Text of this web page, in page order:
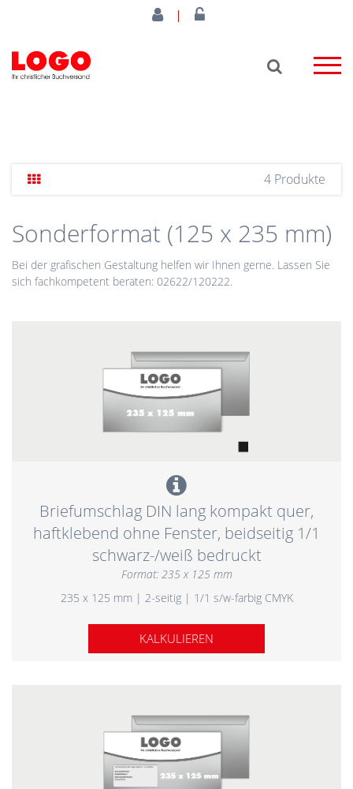
4 Produkte
Sonderformat (125 x 235 mm)
Bei der grafischen Gestaltung helfen wir Ihnen gerne. Lassen Sie
sich fachkompetent beraten: 02622/120222.
Briefumschlag DIN lang kompakt quer,
haftklebend ohne Fenster, beidseitig 1/1
schwarz-/weiß bedruckt
Format: 235 x 125 mm
235 x 125 mm | 2-seitig | 1/1 s/w-farbig CMYK
KALKULIEREN